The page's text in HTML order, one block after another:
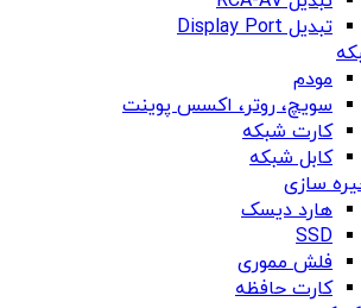
تبدیل Display Port
مودم
سویچ، روتر، اکسس پوینت
کارت شبکه
کابل شبکه
سازی
هارد دیسک
SSD
فلش مموری
کارت حافظه